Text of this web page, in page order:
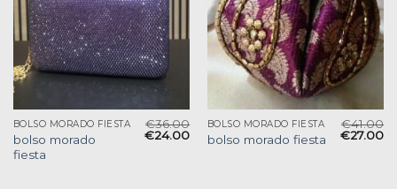
BOLSO MORADO FIESTA
bolso morado
fiesta
€36.00
€24.00
BOLSO MORADO FIESTA
bolso morado fiesta
€41.00
€27.00